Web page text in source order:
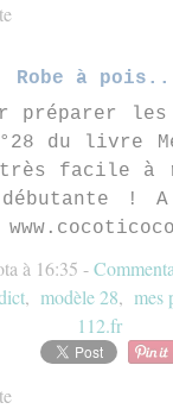
Robe à
préparer
du livre
facile à
!
à 16:35 -
, modèle 28, mes
112.fr